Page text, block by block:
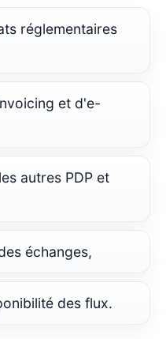
réglementaires
et d'e-
autres PDP et
échanges,
des flux.